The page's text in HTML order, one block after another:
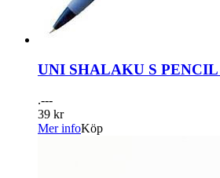
UNI SHALAKU S PENCIL
.---
39 kr
Mer infoKöp